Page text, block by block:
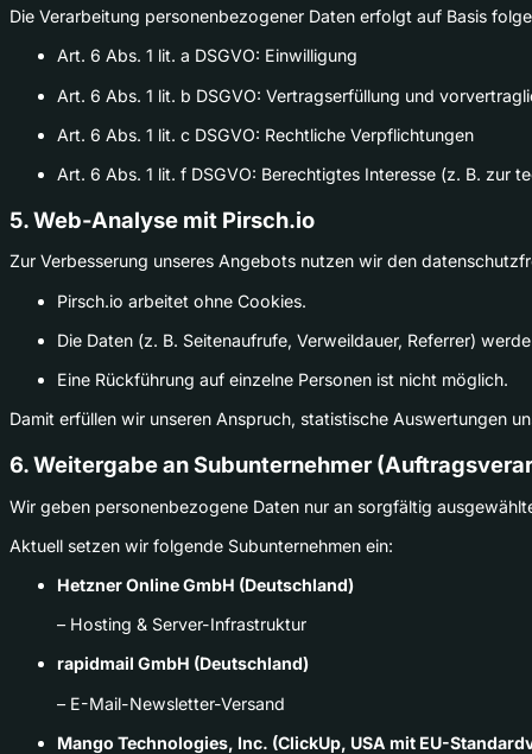
Die Verarbeitung personenbezogener Daten erfolgt auf Basis
Art. 6 Abs. 1 lit. a DSGVO: Einwilligung
Art. 6 Abs. 1 lit. b DSGVO: Vertragserfüllung und
Art. 6 Abs. 1 lit. c DSGVO: Rechtliche Verpflichtungen
Art. 6 Abs. 1 lit. f DSGVO: Berechtigtes Interesse (z. B. zur
5. Web-Analyse mit Pirsch.io
Zur Verbesserung unseres Angebots nutzen wir den
Pirsch.io arbeitet ohne Cookies.
Die Daten (z. B. Seitenaufrufe, Verweildauer, Referrer)
Eine Rückführung auf einzelne Personen ist nicht möglich.
Damit erfüllen wir unseren Anspruch, statistische Auswertungen
6. Weitergabe an Subunternehmer
Wir geben personenbezogene Daten nur an sorgfältig
Aktuell setzen wir folgende Subunternehmen ein:
Hetzner Online GmbH (Deutschland)
– Hosting & Server-Infrastruktur
rapidmail GmbH (Deutschland)
– E-Mail-Newsletter-Versand
Mango Technologies, Inc. (ClickUp, USA mit EU-